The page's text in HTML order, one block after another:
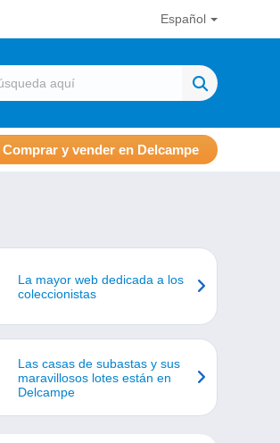
Español
Comprar y vender en Delcampe
La mayor web dedicada a los
coleccionistas
Las casas de subastas y sus
maravillosos lotes están en
Delcampe